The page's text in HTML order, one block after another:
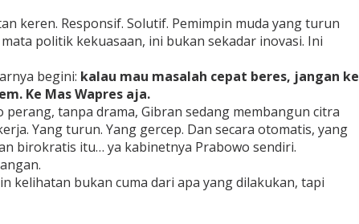
keren. Responsif. Solutif. Pemimpin muda yang turun
politik kekuasaan, ini bukan sekadar inovasi. Ini
begini: kalau mau masalah cepat beres, jangan ke
Ke Mas Wapres aja.
perang, tanpa drama, Gibran sedang membangun citra
Yang turun. Yang gercep. Dan secara otomatis, yang
birokratis itu… ya kabinetnya Prabowo sendiri.
kelihatan bukan cuma dari apa yang dilakukan, tapi